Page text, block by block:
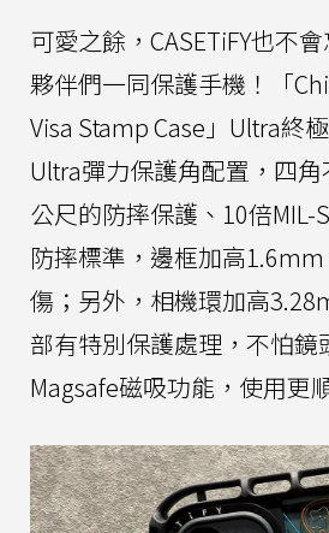
可愛之餘，CASETiFY也不
夥伴們一同保護手機！「
Visa Stamp Case」Ultra終
Ultra彈力保護角配置，四
公尺的防摔保護、10倍MIL-
防摔標準，邊框加高
傷；另外，相機環加高
部有特別保護處理，不怕鏡
Magsafe磁吸功能，使用更